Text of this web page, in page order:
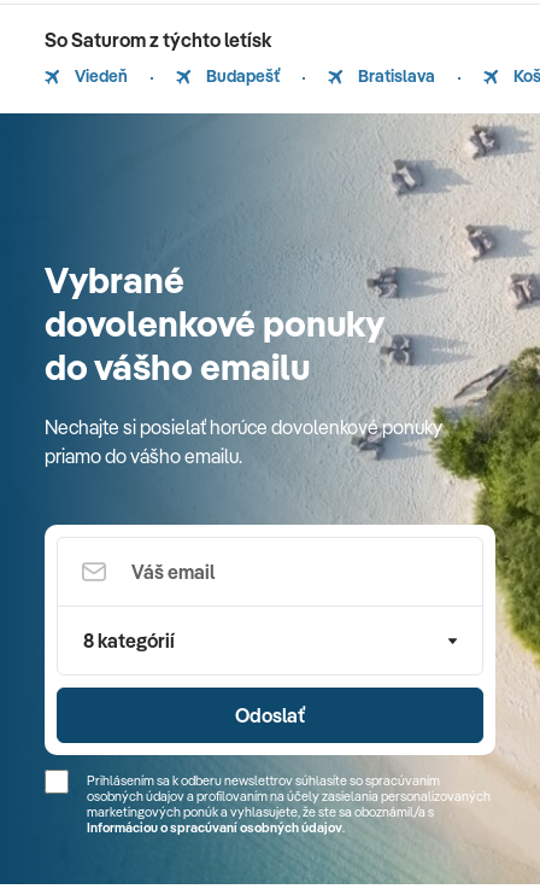
So Saturom z týchto letísk
Viedeň Budapešť Bratislava
Vybrané
dovolenkové ponuky
do vášho emailu
Nechajte si posielať horúce dovolenkové ponuky
priamo do vášho emailu.
8 kategórií
Odoslať
Prihlásením sa k odberu newslettrov súhlasíte so spracúvaním
osobných údajov a profilovaním na účely zasielania personalizovaných
marketingových ponúk a vyhlasujete, že ste sa oboznámil/a s
Informáciou o spracúvaní osobných údajov.